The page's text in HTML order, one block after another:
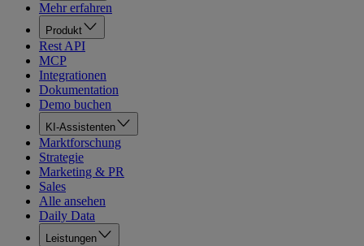
Mehr erfahren
Produkt
Rest API
MCP
Integrationen
Dokumentation
Demo buchen
KI-Assistenten
Marktforschung
Strategie
Marketing & PR
Sales
Alle ansehen
Daily Data
Leistungen